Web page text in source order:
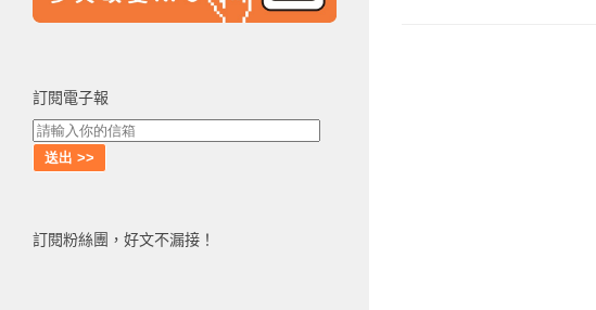
訂閱電子報
訂閱粉絲團，好文不漏接！